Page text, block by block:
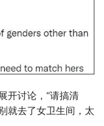
开讨论，“请搞清
就去了女卫生间，太